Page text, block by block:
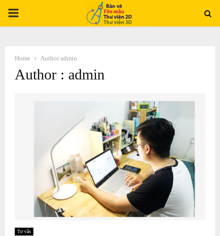
PRIMARY
Home Author admin
Author : admin
Tư vấn